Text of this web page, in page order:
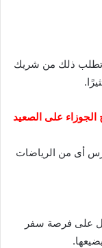
تطلب ذلك من شريك
لبرج الجوزاء على الصعيد
أى من الرياضات
على فرصة سفر